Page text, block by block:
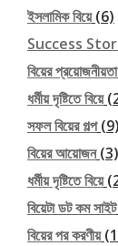
ইসলামিক বিয়ে(6)
Success
বিয়ের প্রয়োজনীয়তা
ধর্মীয় দৃষ্টিতে বিয়ে
সফল বিয়ের গল্প(9)
বিয়ের আয়োজন(3)
ধর্মীয় দৃষ্টিতে বিয়ে
বিয়েটা ডট কম সাইট
বিয়ের পর করণীয়